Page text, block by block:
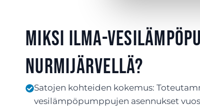
Miksi ilma-
Nurmijärvellä?
Satojen kohteiden kokemus:
vesilämpöpumppujen asennukset